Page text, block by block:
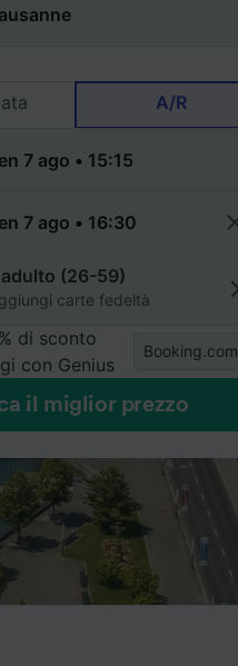
A/R
adulto (26-59)
carte fedeltà
di sconto
con Genius
Booking.com
il miglior prezzo